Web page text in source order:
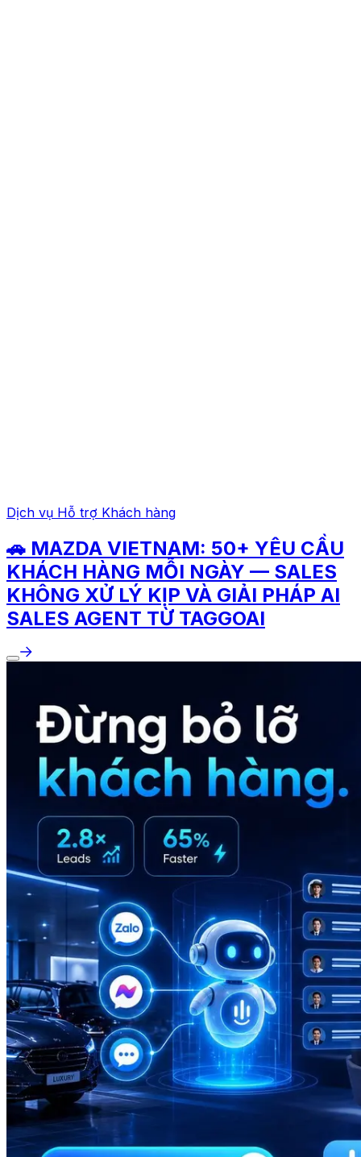
Dịch vụ Hỗ trợ Khách hàng
🚗 MAZDA VIETNAM: 50+ YÊU CẦU
KHÁCH HÀNG MỖI NGÀY — SALES
KHÔNG XỬ LÝ KỊP VÀ GIẢI PHÁP AI
SALES AGENT TỪ TAGGOAI